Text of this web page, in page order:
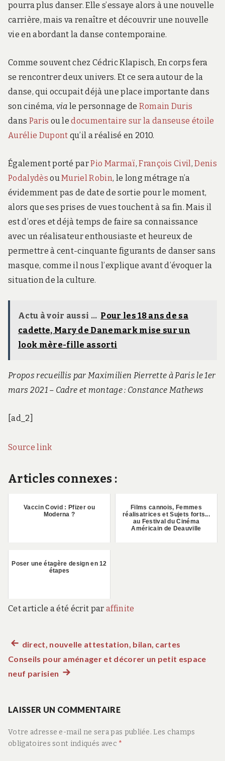
pourra plus danser. Elle s’essaye alors à une nouvelle
carrière, mais va renaître et découvrir une nouvelle
vie en abordant la danse contemporaine.
Comme souvent chez Cédric Klapisch, En corps fera
se rencontrer deux univers. Et ce sera autour de la
danse, qui occupait déjà une place importante dans
son cinéma, via le personnage de Romain Duris
dans Paris ou ledocumentaire sur la danseuse étoile
Aurélie Dupont qu’il a réalisé en 2010.
Également porté parPio Marmaï,François Civil ,Denis
Podalydès ouMuriel Robin, le long métrage n’a
évidemment pas de date de sortie pour le moment,
alors que ses prises de vues touchent à sa fin. Mais il
est d’ores et déjà temps de faire sa connaissance
avec un réalisateur enthousiaste et heureux de
permettre à cent-cinquante figurants de danser sans
masque, comme il nous l’explique avant d’évoquer la
situation de la culture.
Actu à voir aussi ... Pour les 18 ans de sa
cadette, Mary de Danemark mise sur un
look mère-fille assorti
Propos recueillis par Maximilien Pierrette à Paris le 1er
mars 2021 – Cadre et montage : Constance Mathews
[ad_2]
Source link
Articles connexes :
Vaccin Covid : Pfizer ou
Moderna ?
Films cannois, Femmes
réalisatrices et Sujets forts...
au Festival du Cinéma
Américain de Deauville
Poser une étagère design en 12
étapes
Cet article a été écrit par affinite
Navigation
de
Article
précédent :
direct, nouvelle attestation, bilan, cartes
Conseils pour aménager et décorer un petit espace
neuf parisien Article
LAISSER UN COMMENTAIRE
Votre adresse e-mail ne sera pas publiée. Les champs
obligatoires sont indiqués avec *